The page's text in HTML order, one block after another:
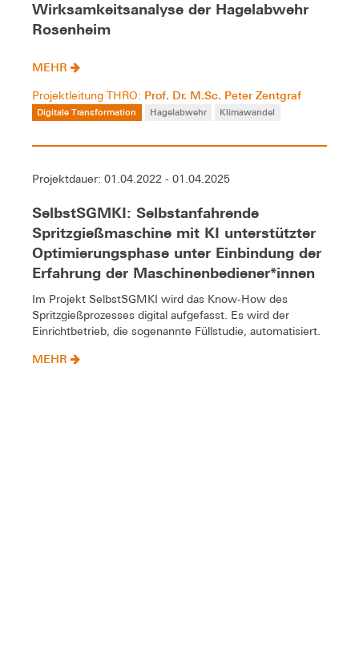
Wirksamkeitsanalyse der Hagelabwehr
Rosenheim
MEHR
Projektleitung THRO: Prof. Dr. M.Sc. Peter Zentgraf
Digitale Transformation Hagelabwehr Klimawandel
Projektdauer: 01.04.2022 - 01.04.2025
SelbstSGMKI: Selbstanfahrende
Spritzgießmaschine mit KI unterstützter
Optimierungsphase unter Einbindung der
Erfahrung der Maschinenbediener*innen
Im Projekt SelbstSGMKI wird das Know-How des
Spritzgießprozesses digital aufgefasst. Es wird der
Einrichtbetrieb, die sogenannte Füllstudie, automatisiert.
MEHR